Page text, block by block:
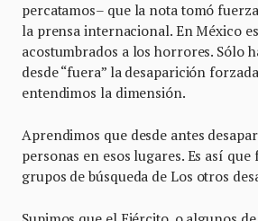
percatamos– que la nota tomó
la prensa internacional. En México
acostumbrados a los horrores. Sólo
desde “fuera” la desaparición
entendimos la dimensión.
Aprendimos que desde antes
personas en esos lugares. Es así
grupos de búsqueda de Los otros